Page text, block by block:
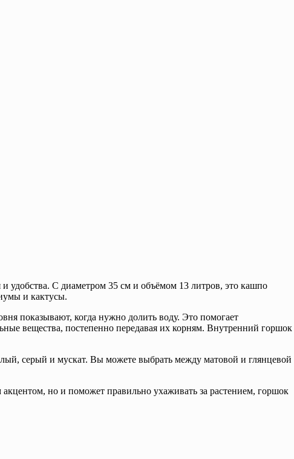
удобства. С диаметром 35 см и объёмом 13 литров, это кашпо
и кактусы.
показывают, когда нужно долить воду. Это помогает
вещества, постепенно передавая их корням. Внутренний горшок
серый и мускат. Вы можете выбрать между матовой и глянцевой
но и поможет правильно ухаживать за растением, горшок